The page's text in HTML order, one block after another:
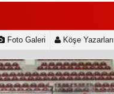
Foto Galeri Köşe Yazarları